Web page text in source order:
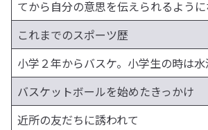
てから自分の意思を伝えられるよう
これまでのスポーツ歴
小学２年からバスケ。小学生の時は
バスケットボールを始めたきっかけ
近所の友だちに誘われて